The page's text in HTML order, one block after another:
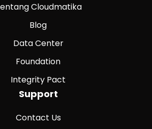
Cloudmatika
Blog
Data Center
Foundation
Integrity Pact
Support
Contact Us